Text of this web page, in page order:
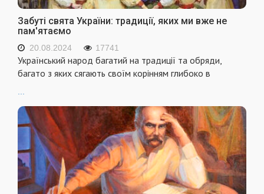
Забуті свята України: традиції, яких ми вже не
пам'ятаємо
20.08.2024 17741
Український народ багатий на традиції та обряди,
багато з яких сягають своїм корінням глибоко в